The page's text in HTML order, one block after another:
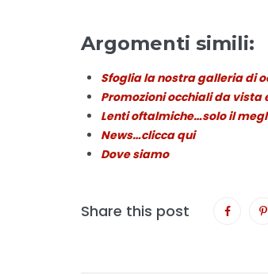
Argomenti simili:
Sfoglia la nostra galleria di
Promozioni occhiali da vista
Lenti oftalmiche…solo il
News…clicca qui
Dove siamo
Share this post